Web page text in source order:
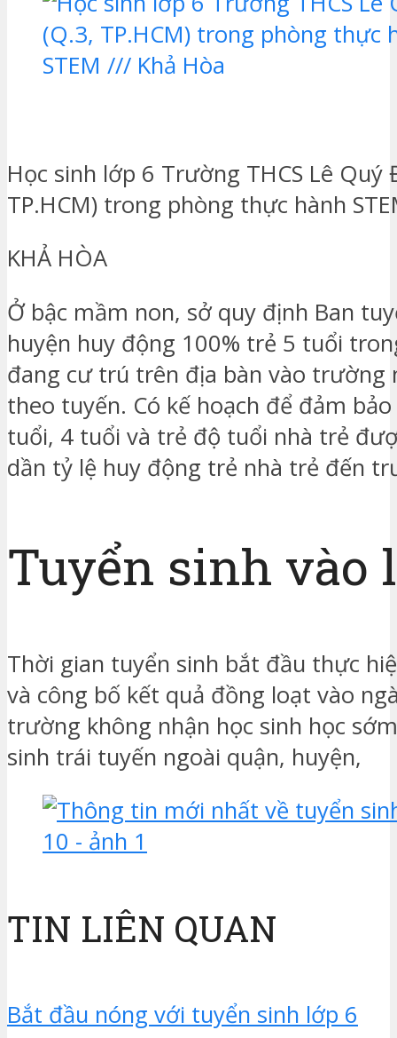
Học sinh lớp 6 Trường THCS Lê Quý
TP.HCM) trong phòng thực hành
KHẢ HÒA
Ở bậc mầm non, sở quy định Ban
huyện huy động 100% trẻ 5 tuổi
đang cư trú trên địa bàn vào trường
theo tuyến. Có kế hoạch để đảm
tuổi, 4 tuổi và trẻ độ tuổi nhà trẻ
dần tỷ lệ huy động trẻ nhà trẻ đến
Tuyển sinh vào
Thời gian tuyển sinh bắt đầu thực
và công bố kết quả đồng loạt vào
trường không nhận học sinh học
sinh trái tuyến ngoài quận, huyện,
TIN LIÊN QUAN
Bắt đầu nóng với tuyển sinh lớp 6